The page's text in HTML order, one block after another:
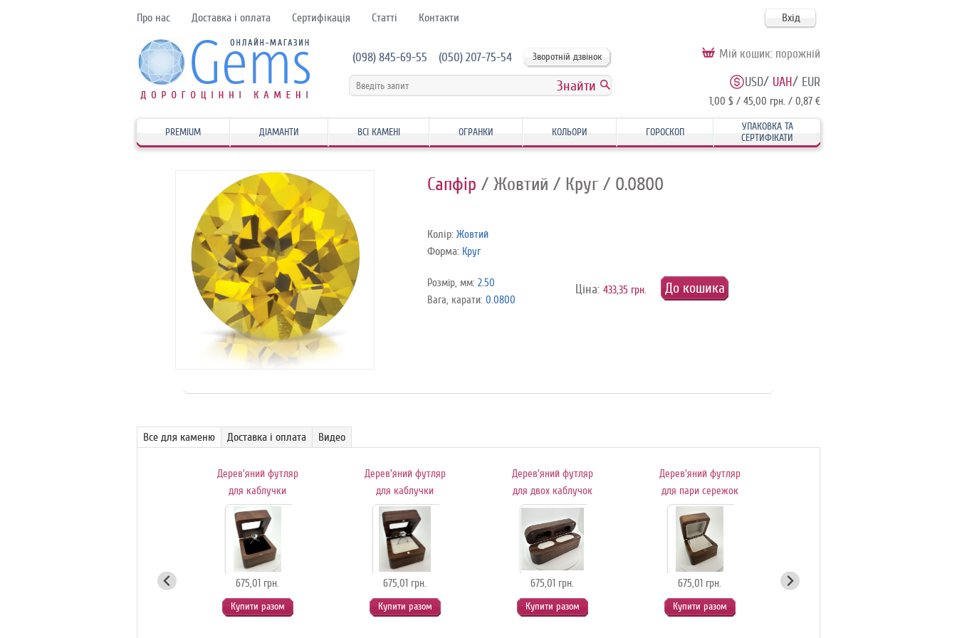
Про нас Доставка і оплата Сертифікація Статті Контакти Вхід
(098) 845-69-55 (050) 207-75-54 Зворотній дзвінок Мій кошик: порожній
USD/ UAH/ EUR
1,00 $ / 45,00 грн. / 0,87 €
PREMIUM ДІАМАНТИ ВСІ КАМЕНІ ОГРАНКИ КОЛЬОРИ ГОРОСКОП
УПАКОВКА ТА
СЕРТИФІКАТИ
Сапфір / Жовтий / Круг / 0.0800
Колір:Жовтий
Форма: Круг
Розмір, мм:2.50
Вага, карати:0.0800
До кошика
Ціна:433,35 грн.
Все для каменю Доставка і оплата Видео
Дерев'яний футляр
для каблучки
675,01 грн.
Купити разом
Дерев'яний футляр
для каблучки
675,01 грн.
Купити разом
Дерев'яний футляр
для двох каблучок
675,01 грн.
Купити разом
Дерев'яний футляр
для пари сережок
675,01 грн.
Купити разом